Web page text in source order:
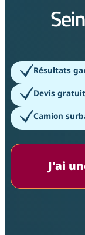
Résultats
Devis gratuit
Camion
J'ai